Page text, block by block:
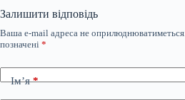
Залишити відповідь
Ваша e-mail адреса не оприлюднюватиметься.
позначені *
Ім’я*